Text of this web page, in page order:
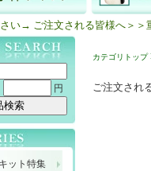
い→ ご注文される皆様へ＞＞
円
ット特集
カテゴリトップ
ご注文され